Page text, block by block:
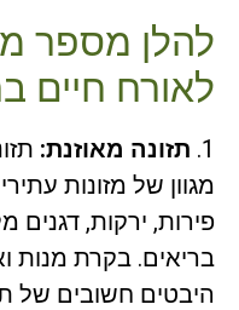
להלן מספר
לאורח חיים
1. תזונה מאוזנת:
מגוון של מזונות
פירות, ירקות, דגנים
בריאים. בקרת מנות
היבטים חשובים של